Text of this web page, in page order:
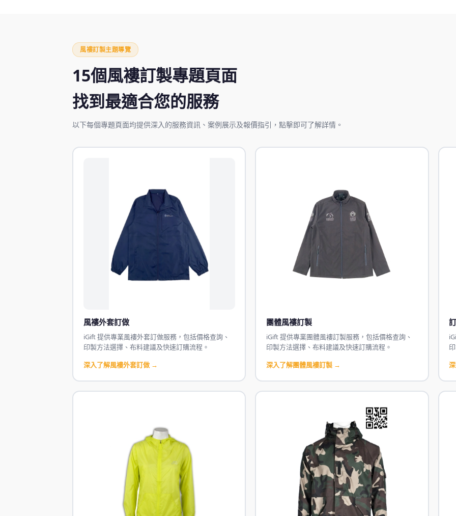
風褸訂製主題導覽
15個風褸訂製專題頁面
找到最適合您的服務
以下每個專題頁面均提供深入的服務資訊、案例展示及報價指引，點擊即可了解詳情。
風褸外套訂做
iGift 提供專業風褸外套訂做服務，包括價格查詢、
印製方法選擇、布料建議及快速訂購流程。
深入了解風褸外套訂做 →
團體風褸訂製
iGift 提供專業團體風褸訂製服務，包括價格查詢、
印製方法選擇、布料建議及快速訂購流程。
深入了解團體風褸訂製 →